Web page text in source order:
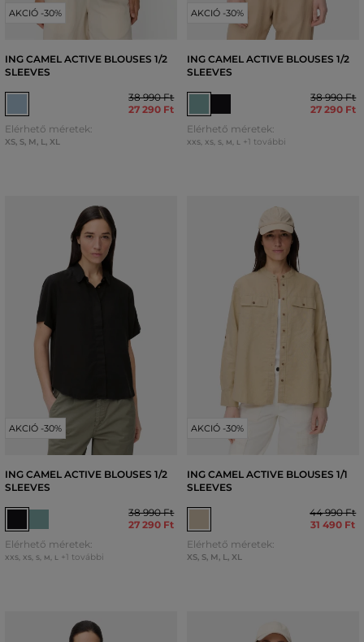
AKCIÓ -30%
ING CAMEL ACTIVE BLOUSES 1/2
SLEEVES
38 990 Ft
27 290 Ft
Elérhető méretek:
XS, S, M, L, XL
AKCIÓ -30%
ING CAMEL ACTIVE BLOUSES 1/2
SLEEVES
38 990 Ft
27 290 Ft
Elérhető méretek:
XXS, XS, S, M L +1 további
AKCIÓ -30%
ING CAMEL ACTIVE BLOUSES 1/2
SLEEVES
38 990 Ft
27 290 Ft
Elérhető méretek:
XXS, XS, S, M L +1 további
AKCIÓ -30%
ING CAMEL ACTIVE BLOUSES 1/1
SLEEVES
44 990 Ft
31 490 Ft
Elérhető méretek:
XS, S, M, L, XL